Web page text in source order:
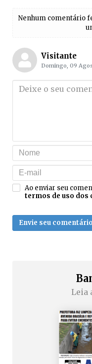
Nenhum comentário
Visitante
Domingo, 09
Ao enviar seu
termos de uso dos
Envie seu comentário
Leia